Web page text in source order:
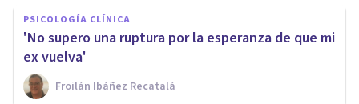
PSICOLOGÍA CLÍNICA
'No supero una ruptura por la esperanza de que mi
ex vuelva'
Froilán Ibáñez Recatalá